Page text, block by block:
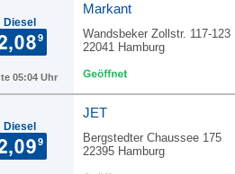
Diesel
05:04 Uhr
Markant
Wandsbeker Zollstr. 117-123
22041 Hamburg
Diesel
JET
Bergstedter Chaussee 175
22395 Hamburg